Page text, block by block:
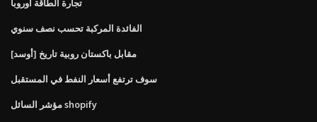
تجارة الطاقة أوروبا
الفائدة المركبة تحسب نصف سنوي
[أوسد] مقابل باكستان روبية تاريخ
سوف ترتفع أسعار النفط في المستقبل
مؤشر السائل shopify